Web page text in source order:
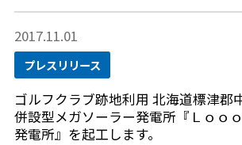
2017.11.01
プレスリリース
ゴルフクラブ跡地利用 北海道標津郡
併設型メガソーラー発電所『Ｌｏｏ
発電所』を起工します。